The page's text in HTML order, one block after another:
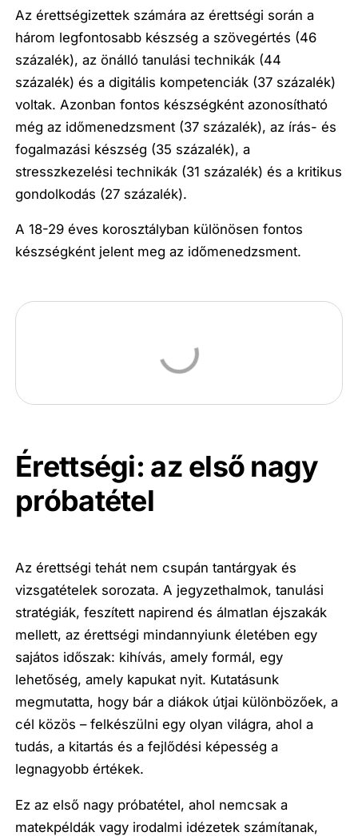
Az érettségizettek számára az érettségi során a
három legfontosabb készség a szövegértés (46
százalék), az önálló tanulási technikák (44
százalék) és a digitális kompetenciák (37 százalék)
voltak. Azonban fontos készségként azonosítható
még az időmenedzsment (37 százalék), az írás- és
fogalmazási készség (35 százalék), a
stresszkezelési technikák (31 százalék) és a kritikus
gondolkodás (27 százalék).
A 18-29 éves korosztályban különösen fontos
készségként jelent meg az időmenedzsment.
Érettségi: az első nagy
próbatétel
Az érettségi tehát nem csupán tantárgyak és
vizsgatételek sorozata. A jegyzethalmok, tanulási
stratégiák, feszített napirend és álmatlan éjszakák
mellett, az érettségi mindannyiunk életében egy
sajátos időszak: kihívás, amely formál, egy
lehetőség, amely kapukat nyit. Kutatásunk
megmutatta, hogy bár a diákok útjai különbözőek, a
cél közös – felkészülni egy olyan világra, ahol a
tudás, a kitartás és a fejlődési képesség a
legnagyobb értékek.
Ez az első nagy próbatétel, ahol nemcsak a
matekpéldák vagy irodalmi idézetek számítanak,